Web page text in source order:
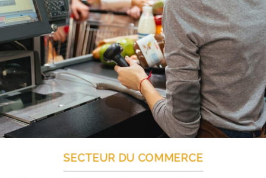
SECTEUR DU COMMERCE